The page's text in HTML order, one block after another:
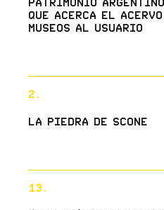
que acerca el
museos al usuario
2.
La Piedra de Scone
13.